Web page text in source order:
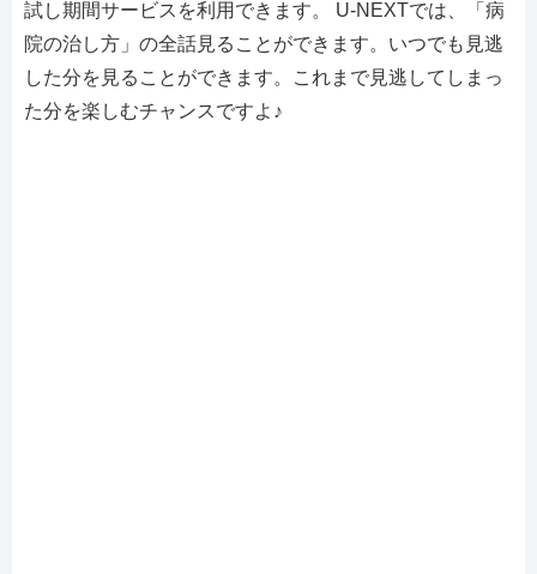
試し期間サービスを利用できます。 U-NEXTでは、「病
院の治し方」の全話見ることができます。いつでも見逃
した分を見ることができます。これまで見逃してしまっ
た分を楽しむチャンスですよ♪